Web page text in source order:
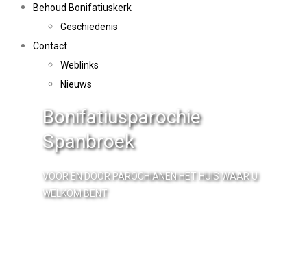
Behoud Bonifatiuskerk
Geschiedenis
Contact
Weblinks
Nieuws
Bonifatiusparochie
Spanbroek
VOOR EN DOOR PAROCHIANEN HET HUIS WAAR U
WELKOM BENT